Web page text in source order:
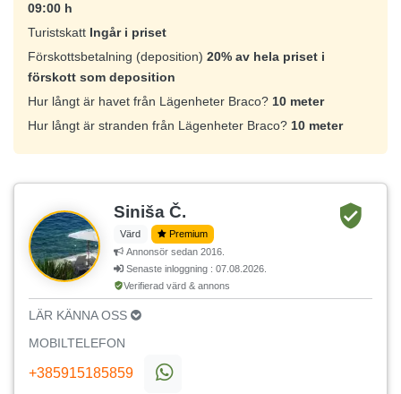
09:00 h
Turistskatt Ingår i priset
Förskottsbetalning (deposition) 20% av hela priset i
förskott som deposition
Hur långt är havet från Lägenheter Braco? 10 meter
Hur långt är stranden från Lägenheter Braco? 10 meter
Siniša Č.
Värd
Premium
Annonsör sedan 2016.
Senaste inloggning : 07.08.2026.
Verifierad värd & annons
LÄR KÄNNA OSS
MOBILTELEFON
+385915185859